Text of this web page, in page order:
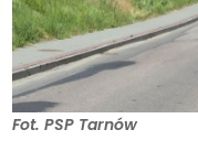
Fot. PSP Tarnów